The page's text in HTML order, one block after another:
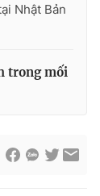
Nhật Bản
trong mối